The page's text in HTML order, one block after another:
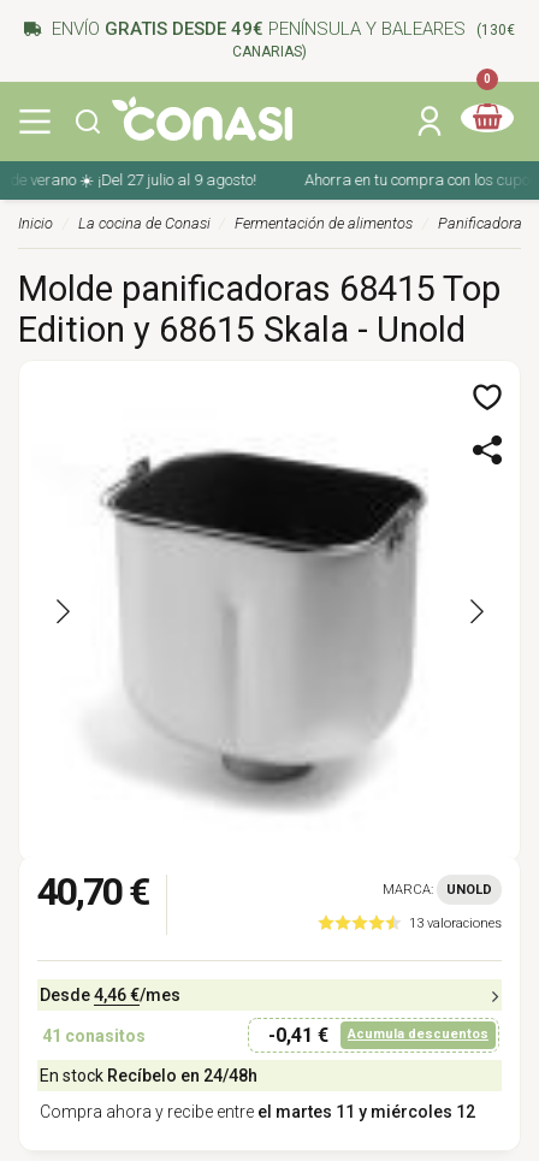
ENVÍO GRATIS DESDE 49€ PENÍNSULA Y BALEARES
(130€
CANARIAS)
0
verano ☀️ ¡Del 27 julio al 9 agosto! Ahorra en tu compra con los
Inicio La cocina de Conasi Fermentación de alimentos Panificadoras
Molde panificadoras 68415 Top
Edition y 68615 Skala - Unold
40,70 € MARCA: UNOLD
13 valoraciones
Desde4,46 €/mes
41 conasitos -0,41 € Acumula descuentos
En stock Recíbelo en 24/48h
Compra ahora y recibe entre el martes 11 y miércoles 12